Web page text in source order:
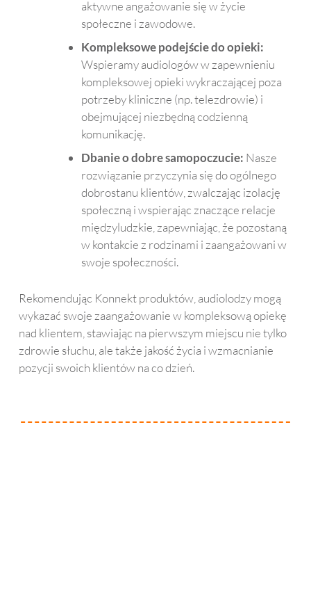
aktywne angażowanie się w życie
społeczne i zawodowe.
Kompleksowe podejście do opieki:
Wspieramy audiologów w zapewnieniu
kompleksowej opieki wykraczającej poza
potrzeby kliniczne (np. telezdrowie) i
obejmującej niezbędną codzienną
komunikację.
Dbanie o dobre samopoczucie: Nasze
rozwiązanie przyczynia się do ogólnego
dobrostanu klientów, zwalczając izolację
społeczną i wspierając znaczące relacje
międzyludzkie, zapewniając, że pozostaną
w kontakcie z rodzinami i zaangażowani w
swoje społeczności.
Rekomendując Konnekt produktów, audiolodzy mogą
wykazać swoje zaangażowanie w kompleksową opiekę
nad klientem, stawiając na pierwszym miejscu nie tylko
zdrowie słuchu, ale także jakość życia i wzmacnianie
pozycji swoich klientów na co dzień.